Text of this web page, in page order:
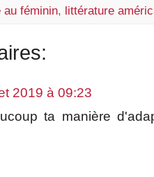
au féminin, littérature
2019 à 09:23
ta manière